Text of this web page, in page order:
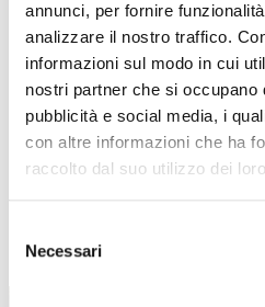
annunci, per fornire
analizzare il nostro traffico.
informazioni sul modo in cui
nostri partner che si occupano
pubblicità e social media, i
con altre informazioni che ha
raccolto dal suo utilizzo dei
delNecessari
TUTTE LE CATEGORIE DEL